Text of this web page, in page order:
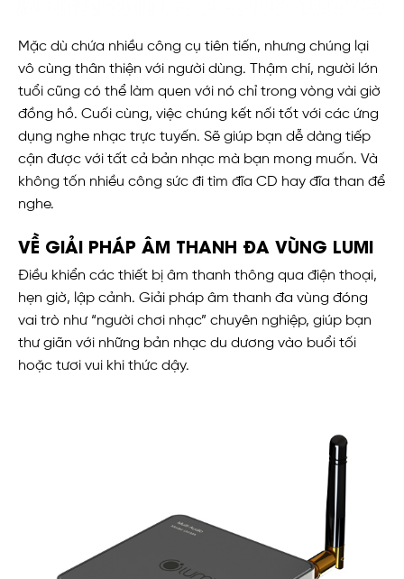
Mặc dù chứa nhiều công cụ tiên tiến, nhưng chúng lại
vô cùng thân thiện với người dùng. Thậm chí, người lớn
tuổi cũng có thể làm quen với nó chỉ trong vòng vài giờ
đồng hồ. Cuối cùng, việc chúng kết nối tốt với các ứng
dụng nghe nhạc trực tuyến. Sẽ giúp bạn dễ dàng tiếp
cận được với tất cả bản nhạc mà bạn mong muốn. Và
không tốn nhiều công sức đi tìm đĩa CD hay đĩa than để
nghe.
VỀ GIẢI PHÁP ÂM THANH ĐA VÙNG LUMI
Điều khiển các thiết bị âm thanh thông qua điện thoại,
hẹn giờ, lập cảnh. Giải pháp âm thanh đa vùng đóng
vai trò như “người chơi nhạc” chuyên nghiệp, giúp bạn
thư giãn với những bản nhạc du dương vào buổi tối
hoặc tươi vui khi thức dậy.